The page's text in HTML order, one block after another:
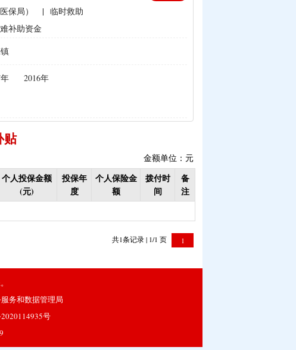
保局） | 临时救助
补助资金
分计划生育家庭奖励
已结束）
化处理补助
费（已结束）
础性补偿（已结束）
段残疾学生补贴）
业人员社会保险补贴
期扶持资金（移民办）
2016年
贴
金额单位：元
个人投保金额
(元)
投保年
度
个人保险金
额
拨付时
间
备
注
共1条记录 | 1/1 页 1
务和数据管理局
号